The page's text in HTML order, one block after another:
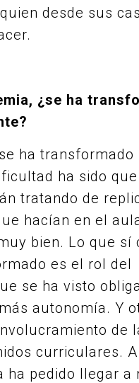
desde sus
¿se ha
ha transformado
ha sido
tratando de
hacían en el
bien. Lo que sí
es el rol del
se ha visto
autonomía. Y
de
curriculares.
ha pedido llegar a